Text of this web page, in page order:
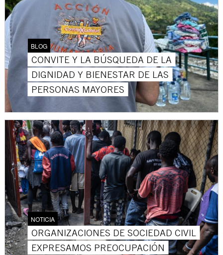
BLOG
CONVITE Y LA BÚSQUEDA DE LA
DIGNIDAD Y BIENESTAR DE LAS
PERSONAS MAYORES
NOTICIA
ORGANIZACIONES DE SOCIEDAD CIVIL
EXPRESAMOS PREOCUPACIÓN